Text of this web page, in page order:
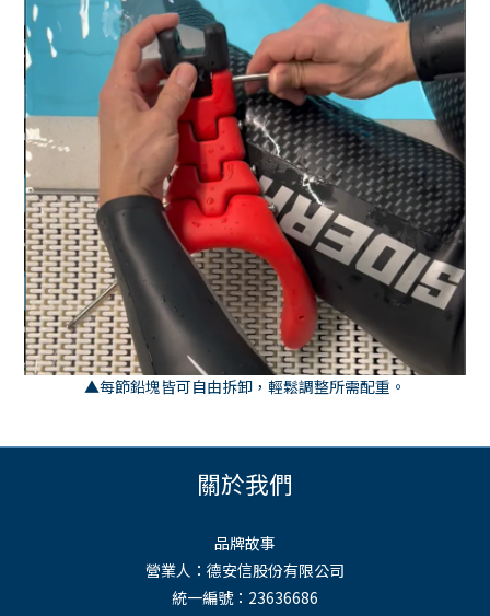
▲每節鉛塊皆可自由拆卸，輕鬆調整所需配重。
關於我們
品牌故事
營業人：德安信股份有限公司
統一編號：23636686